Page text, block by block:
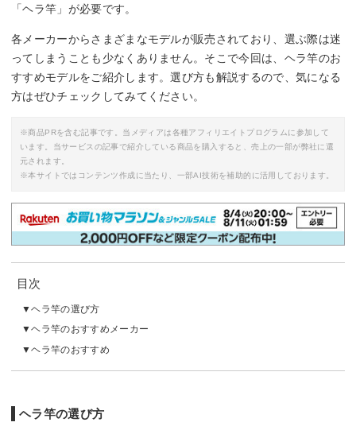
「ヘラ竿」が必要です。
各メーカーからさまざまなモデルが販売されており、選ぶ際は迷
ってしまうことも少なくありません。そこで今回は、ヘラ竿のお
すすめモデルをご紹介します。選び方も解説するので、気になる
方はぜひチェックしてみてください。
※商品PRを含む記事です。当メディアは各種アフィリエイトプログラムに参加して
います。当サービスの記事で紹介している商品を購入すると、売上の一部が弊社に還
元されます。
※本サイトではコンテンツ作成に当たり、一部AI技術を補助的に活用しております。
目次
ヘラ竿の選び方
ヘラ竿のおすすめメーカー
ヘラ竿のおすすめ
ヘラ竿の選び方